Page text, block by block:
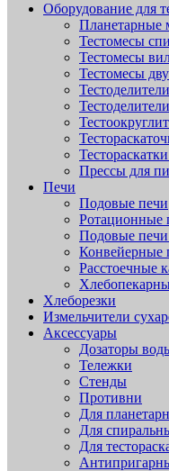
Оборудование для
Планетарные
Тестомесы
Тестомесы
Тестомесы
Прессы для
Печи
Подовые печи
Ротационные
Подовые
Конвейерные
Расстоечные
Хлеборезки
Измельчители
Аксессуары
Дозаторы
Тележки
Стенды
Противни
Для
Для
Для